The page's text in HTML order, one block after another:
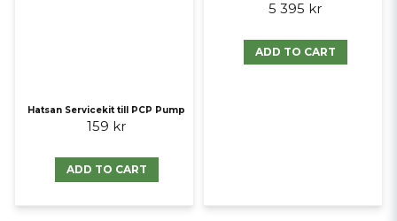
Hatsan Servicekit till PCP Pump
159 kr
ADD TO CART
5 395 kr
ADD TO CART